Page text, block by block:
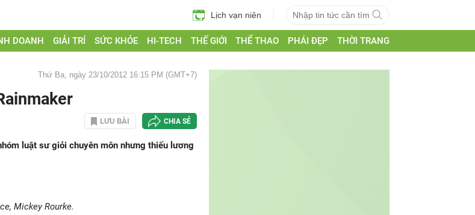
Lịch vạn niên
DOANH GIẢI TRÍ SỨC KHỎE HI-TECH THẾ GIỚI THỂ THAO PHÁI ĐẸP THỜI TRANG
Thứ Ba, ngày 23/10/2012 16:15 PM (GMT+7)
LƯU BÀI CHIA SẺ
luật sư giỏi chuyên môn nhưng thiếu lương
Mickey Rourke.